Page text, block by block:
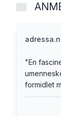
usikkert,
"Vinter"
vår tid,
forfattere.
"En
formidlet